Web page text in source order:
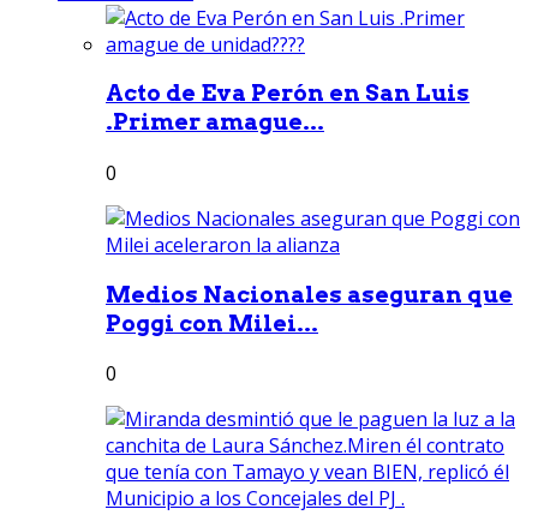
Acto de Eva Perón en San Luis
.Primer amague...
0
Medios Nacionales aseguran que
Poggi con Milei...
0